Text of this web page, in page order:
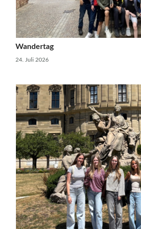
Wandertag
24. Juli 2026